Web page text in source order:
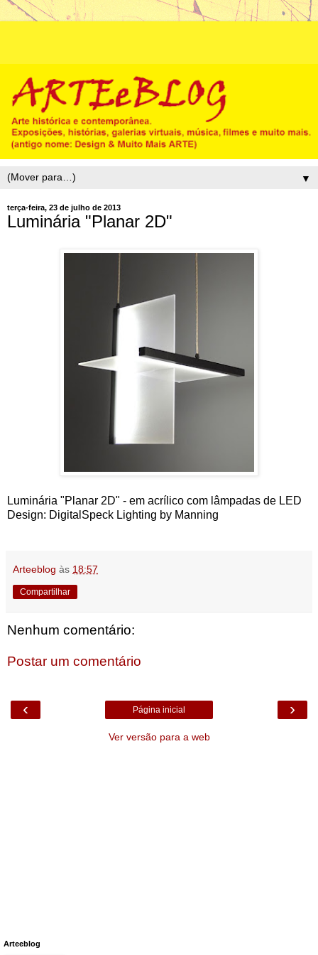
▼
terça-feira, 23 de julho de 2013
Luminária "Planar 2D"
Luminária "Planar 2D" - em acrílico com lâmpadas de LED
Design: DigitalSpeck Lighting by Manning
Arteeblog às 18:57
Compartilhar
Nenhum comentário:
Postar um comentário
‹ ›
Página inicial
Ver versão para a web
Arteeblog